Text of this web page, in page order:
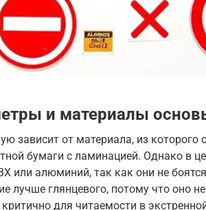
и материалы
зависит от материала, из которого
бумаги с ламинацией. Однако в
или алюминий, так как они не
лучше глянцевого, потому что оно
для читаемости в